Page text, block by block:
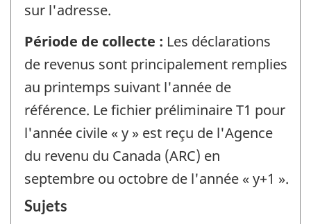
sur l'adresse.
Période de collecte : Les déclarations
de revenus sont principalement remplies
au printemps suivant l'année de
référence. Le fichier préliminaire T1 pour
l'année civile « y » est reçu de l'Agence
du revenu du Canada (ARC) en
septembre ou octobre de l'année « y+1 ».
Sujets